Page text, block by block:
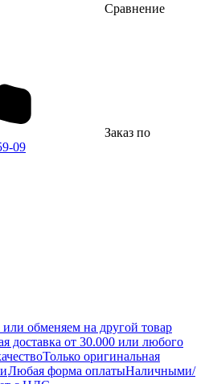
Сравнение
Заказ по
09
обменяем на другой товар
доставка от 30.000 или любого
Только оригинальная
Любая форма оплатыНаличными/